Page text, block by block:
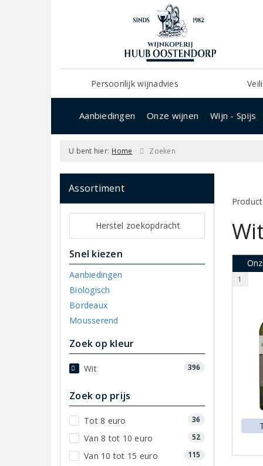
Persoonlijk wijnadvies
Aanbiedingen Onze wijnen Wijn - Spijs
U bent hier: Home Zoeken
Assortiment
Herstel zoekopdracht
Snel kiezen
Aanbiedingen
Biologisch
Bordeaux
Mousserend
Zoek op kleur
Wit 396
Zoek op prijs
Tot 8 euro 36
Van 8 tot 10 euro 52
Van 10 tot 15 euro 115
1